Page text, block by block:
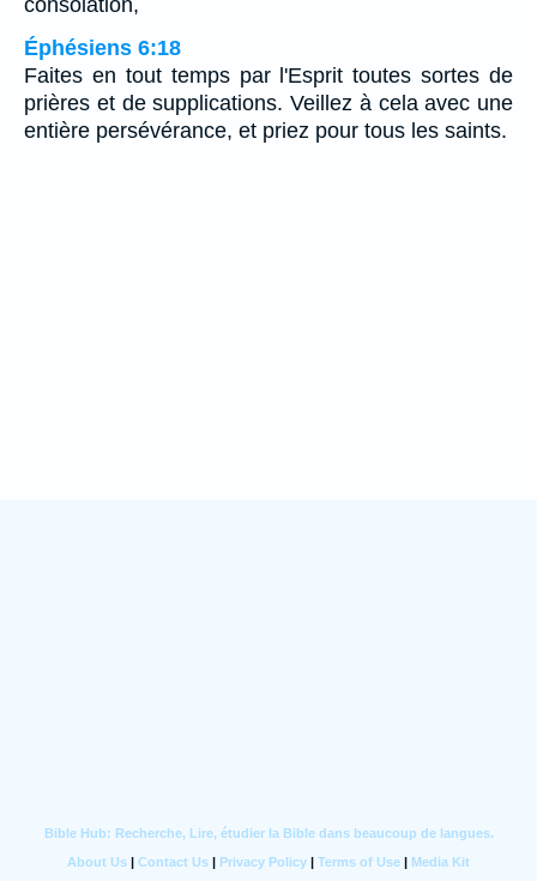
consolation,
Éphésiens 6:18
Faites en tout temps par l'Esprit toutes sortes de
prières et de supplications. Veillez à cela avec une
entière persévérance, et priez pour tous les saints.